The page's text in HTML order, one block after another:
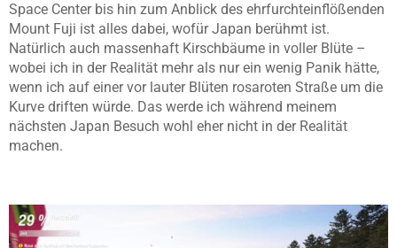
Space Center bis hin zum Anblick des ehrfurchteinflößenden
Mount Fuji ist alles dabei, wofür Japan berühmt ist.
Natürlich auch massenhaft Kirschbäume in voller Blüte –
wobei ich in der Realität mehr als nur ein wenig Panik hätte,
wenn ich auf einer vor lauter Blüten rosaroten Straße um die
Kurve driften würde. Das werde ich während meinem
nächsten Japan Besuch wohl eher nicht in der Realität
machen.